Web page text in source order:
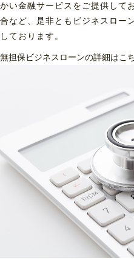
かい金融サービスをご提供して
合など、是非ともビジネスロー
しております。
無担保ビジネスローンの詳細はこ